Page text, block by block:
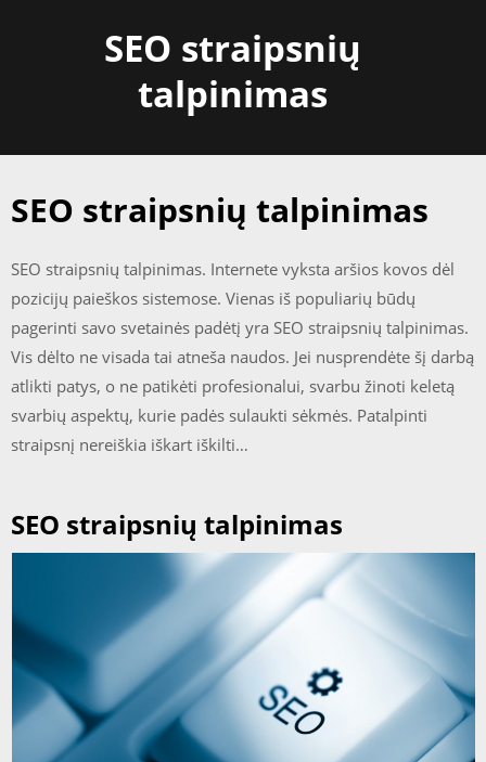
SEO straipsnių
talpinimas
SEO straipsnių talpinimas
SEO straipsnių talpinimas. Internete vyksta aršios kovos dėl
pozicijų paieškos sistemose. Vienas iš populiarių būdų
pagerinti savo svetainės padėtį yra SEO straipsnių talpinimas.
Vis dėlto ne visada tai atneša naudos. Jei nusprendėte šį darbą
atlikti patys, o ne patikėti profesionalui, svarbu žinoti keletą
svarbių aspektų, kurie padės sulaukti sėkmės. Patalpinti
straipsnį nereiškia iškart iškilti…
SEO straipsnių talpinimas